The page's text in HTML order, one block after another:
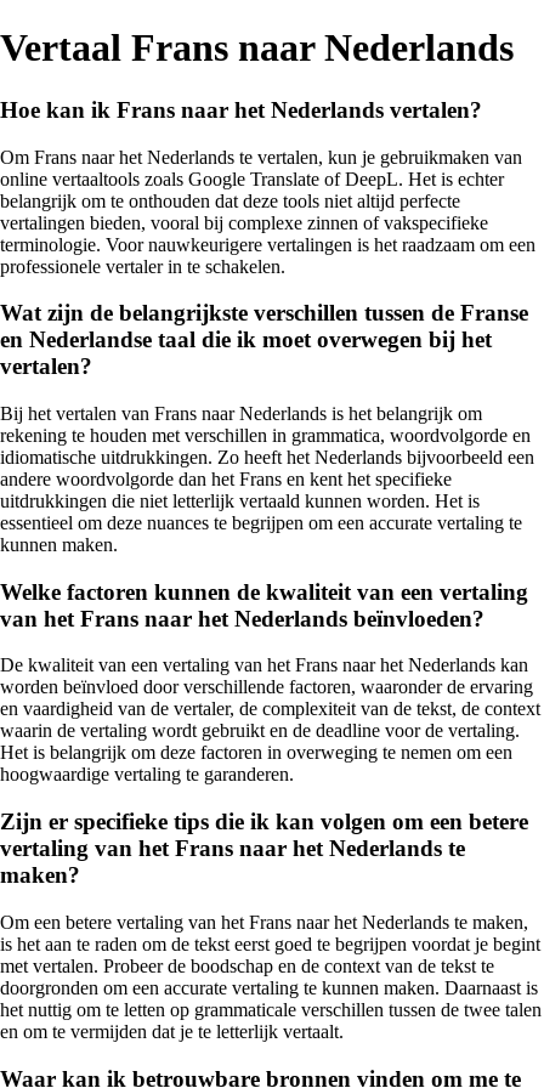
Vertaal Frans naar Nederlands
Hoe kan ik Frans naar het Nederlands vertalen?
Om Frans naar het Nederlands te vertalen, kun je gebruikmaken van
online vertaaltools zoals Google Translate of DeepL. Het is echter
belangrijk om te onthouden dat deze tools niet altijd perfecte
vertalingen bieden, vooral bij complexe zinnen of vakspecifieke
terminologie. Voor nauwkeurigere vertalingen is het raadzaam om een
professionele vertaler in te schakelen.
Wat zijn de belangrijkste verschillen tussen de Franse
en Nederlandse taal die ik moet overwegen bij het
vertalen?
Bij het vertalen van Frans naar Nederlands is het belangrijk om
rekening te houden met verschillen in grammatica, woordvolgorde en
idiomatische uitdrukkingen. Zo heeft het Nederlands bijvoorbeeld een
andere woordvolgorde dan het Frans en kent het specifieke
uitdrukkingen die niet letterlijk vertaald kunnen worden. Het is
essentieel om deze nuances te begrijpen om een accurate vertaling te
kunnen maken.
Welke factoren kunnen de kwaliteit van een vertaling
van het Frans naar het Nederlands beïnvloeden?
De kwaliteit van een vertaling van het Frans naar het Nederlands kan
worden beïnvloed door verschillende factoren, waaronder de ervaring
en vaardigheid van de vertaler, de complexiteit van de tekst, de context
waarin de vertaling wordt gebruikt en de deadline voor de vertaling.
Het is belangrijk om deze factoren in overweging te nemen om een
hoogwaardige vertaling te garanderen.
Zijn er specifieke tips die ik kan volgen om een betere
vertaling van het Frans naar het Nederlands te
maken?
Om een betere vertaling van het Frans naar het Nederlands te maken,
is het aan te raden om de tekst eerst goed te begrijpen voordat je begint
met vertalen. Probeer de boodschap en de context van de tekst te
doorgronden om een accurate vertaling te kunnen maken. Daarnaast is
het nuttig om te letten op grammaticale verschillen tussen de twee talen
en om te vermijden dat je te letterlijk vertaalt.
Waar kan ik betrouwbare bronnen vinden om me te